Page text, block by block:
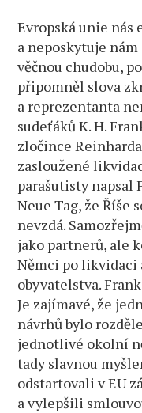
Evropská unie nás
a neposkytuje
věčnou chudobu,
připomněl slova
a reprezentanta
sudeťáků K. H.
zločince
zasloužené
parašutisty napsal
Neue Tag, že Říše
nevzdá.
jako partnerů, ale
Němci po likvidaci
obyvatelstva.
Je zajímavé, že
návrhů bylo
jednotlivé okolní
tady slavnou
odstartovali v EU
a vylepšili